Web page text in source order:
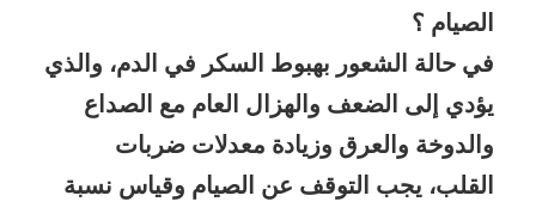
الصيام ؟
في حالة الشعور بهبوط السكر في الدم، والذي
يؤدي إلى الضعف والهزال العام مع الصداع
والدوخة والعرق وزيادة معدلات ضربات
القلب، يجب التوقف عن الصيام وقياس نسبة